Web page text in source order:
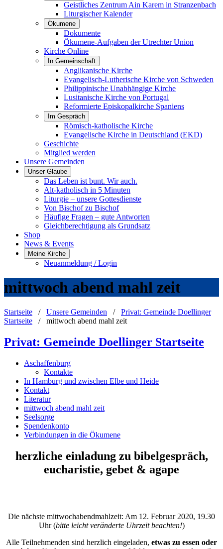
Geistliches Zentrum Ain Karem in Stranzenbach
Liturgischer Kalender
Ökumene
Dokumente
Ökumene-Aufgaben der Utrechter Union
Kirche Online
In Gemeinschaft
Anglikanische Kirche
Evangelisch-Lutherische Kirche von Schweden
Philippinische Unabhängige Kirche
Lusitanische Kirche von Portugal
Reformierte Episkopalkirche Spaniens
Im Gespräch
Römisch-katholische Kirche
Evangelische Kirche in Deutschland (EKD)
Geschichte
Mitglied werden
Unsere Gemeinden
Unser Glaube
Das Leben ist bunt. Wir auch.
Alt-katholisch in 5 Minuten
Liturgie – unsere Gottesdienste
Von Bischof zu Bischof
Häufige Fragen – gute Antworten
Gleichberechtigung als Grundsatz
Shop
News & Events
Meine Kirche
Neuanmeldung / Login
mittwoch abend mahl zeit
Startseite / Unsere Gemeinden / Privat: Gemeinde Doellinger
Startseite / mittwoch abend mahl zeit
Privat: Gemeinde Doellinger Startseite
Aschaffenburg
Kontakte
In Hamburg und zwischen Elbe und Heide
Kontakt
Literatur
mittwoch abend mahl zeit
Seelsorge
Spendenkonto
Verbindungen in die Ökumene
herzliche einladung zu bibelgespräch,
eucharistie, gebet & agape
Die nächste mittwochabendmahlzeit: Am 12. Februar 2020, 19.30
Uhr (bitte leicht veränderte Uhrzeit beachten!)
Alle Teilnehmenden sind herzlich eingeladen, etwas zu essen oder